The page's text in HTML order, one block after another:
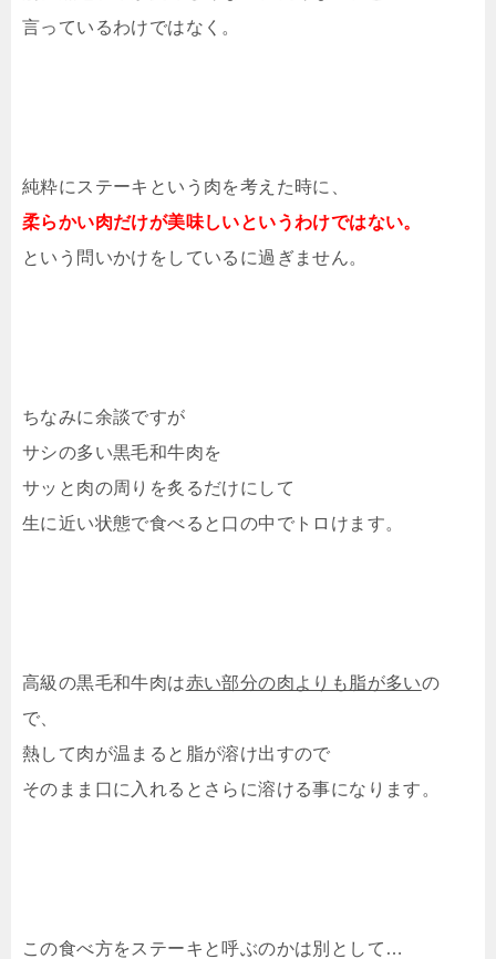
言っているわけではなく。
純粋にステーキという肉を考えた時に、
柔らかい肉だけが美味しいというわけではない。
という問いかけをしているに過ぎません。
ちなみに余談ですが
サシの多い黒毛和牛肉を
サッと肉の周りを炙るだけにして
生に近い状態で食べると口の中でトロけます。
高級の黒毛和牛肉は赤い部分の肉よりも脂が多いの
で、
熱して肉が温まると脂が溶け出すので
そのまま口に入れるとさらに溶ける事になります。
この食べ方をステーキと呼ぶのかは別として…